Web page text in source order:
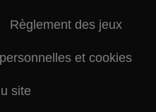
Règlement des jeux
et cookies
site